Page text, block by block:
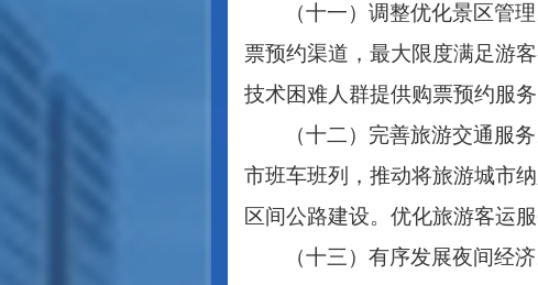
（十一）调整优化景区管理
票预约渠道，最大限度满足游
技术困难人群提供购票预约服
（十二）完善旅游交通服
市班车班列，推动将旅游城市
区间公路建设。优化旅游客运
（十三）有序发展夜间经济